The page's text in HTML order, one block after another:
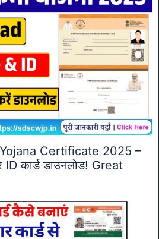
Certificate 2025 –
कार्ड डाउनलोड! Great